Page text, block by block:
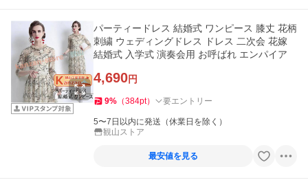
パーティードレス 結婚式 ワンピース 膝丈 花柄
刺繍 ウェディングドレス ドレス 二次会 花嫁
結婚式 入学式 演奏会用 お呼ばれ エンパイア
4,690円
9% （384pt） 要エントリー
5〜7日以内に発送（休業日を除く）
観山ストア
最安値を見る